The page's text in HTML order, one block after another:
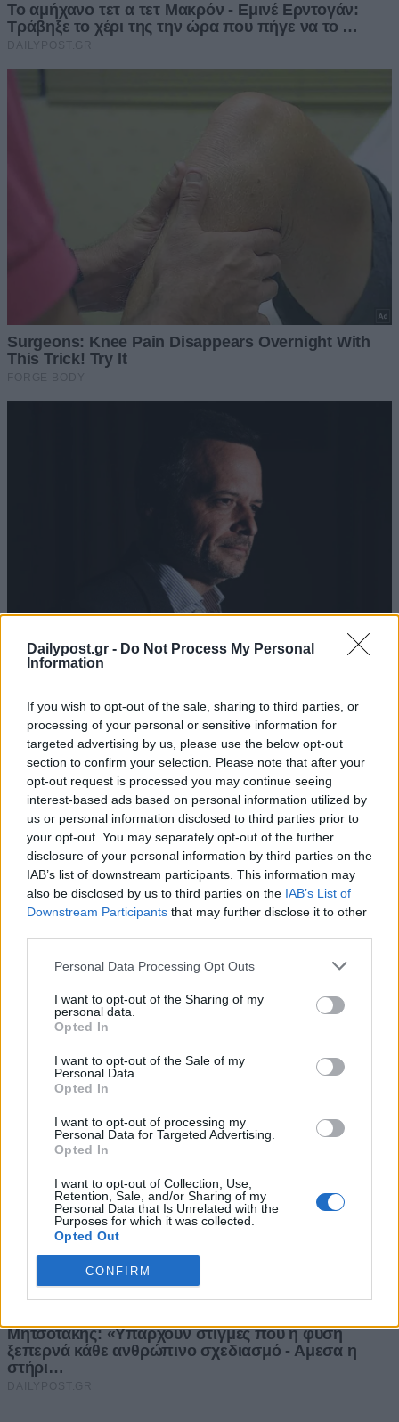
Dailypost.gr - Do Not Process My Personal
Information
If you wish to opt-out of the sale, sharing to third parties, or
processing of your personal or sensitive information for
targeted advertising by us, please use the below opt-out
section to confirm your selection. Please note that after your
opt-out request is processed you may continue seeing
interest-based ads based on personal information utilized by
us or personal information disclosed to third parties prior to
your opt-out. You may separately opt-out of the further
disclosure of your personal information by third parties on the
IAB’s list of downstream participants. This information may
also be disclosed by us to third parties on the IAB’s List of
Downstream Participants that may further disclose it to other
Personal Data Processing Opt Outs
I want to opt-out of the Sharing of my
personal data.
Opted In
I want to opt-out of the Sale of my
Personal Data.
Opted In
I want to opt-out of processing my
Personal Data for Targeted Advertising.
Opted In
I want to opt-out of Collection, Use,
Retention, Sale, and/or Sharing of my
Personal Data that Is Unrelated with the
Purposes for which it was collected.
Opted Out
CONFIRM